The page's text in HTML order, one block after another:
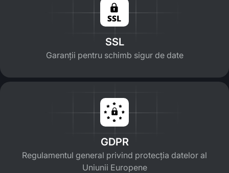
SSL
Garanții pentru schimb sigur de date
GDPR
Regulamentul general privind protecția datelor al
Uniunii Europene